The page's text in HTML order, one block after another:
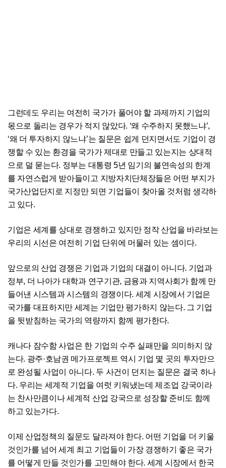
그런데도 우리는 여전히 국가가 풀어야 할 과제까지 기업의
몫으로 돌리는 경우가 적지 않았다. ‘왜 수주하지 못했느냐’,
‘왜 더 투자하지 않느냐’는 질문은 쉽게 던지면서도 기업이 경
쟁할 수 있는 환경을 국가가 제대로 만들고 있는지는 상대적
으로 덜 묻는다. 정부는 대통령 5년 임기의 불연속성의 한계
를 자연스럽게 받아들이고 지방자치단체장들은 어떤 부지가
국가산업단지로 지정만 되면 기업들이 찾아올 것처럼 생각하
고 있다.
기업은 세계를 상대로 경쟁하고 있지만 정작 산업을 바라보는
우리의 시선은 여전히 기업 단위에 머물러 있는 셈이다.
앞으로의 산업 경쟁은 기업과 기업의 대결이 아니다. 기업과
정부, 더 나아가 대학과 연구기관, 금융과 지역사회가 함께 만
들어낸 시스템과 시스템의 경쟁이다. 세계 시장에서 기업은
국가를 대표하지만 세계는 기업만 평가하지 않는다. 그 기업
을 뒷받침하는 국가의 역량까지 함께 평가한다.
캐나다 잠수함 사업은 한 기업의 수주 실패만을 의미하지 않
는다. 광주·호남권 메가프로젝트 역시 기업 몇 곳의 투자만으
로 완성될 사업이 아니다. 두 사건이 던지는 질문은 결국 하나
다. 우리는 세계적 기업을 여럿 키워냈는데 제조업 강국이라
는 찬사만큼이나 세계적 산업 강국으로 성장할 준비도 함께
하고 있는가다.
이제 산업정책의 질문도 달라져야 한다. 어떤 기업을 더 키울
것인가를 넘어 세계 최고 기업들이 가장 경쟁하기 좋은 국가
를 어떻게 만들 것인가를 고민해야 한다. 세계 시장에서 한국